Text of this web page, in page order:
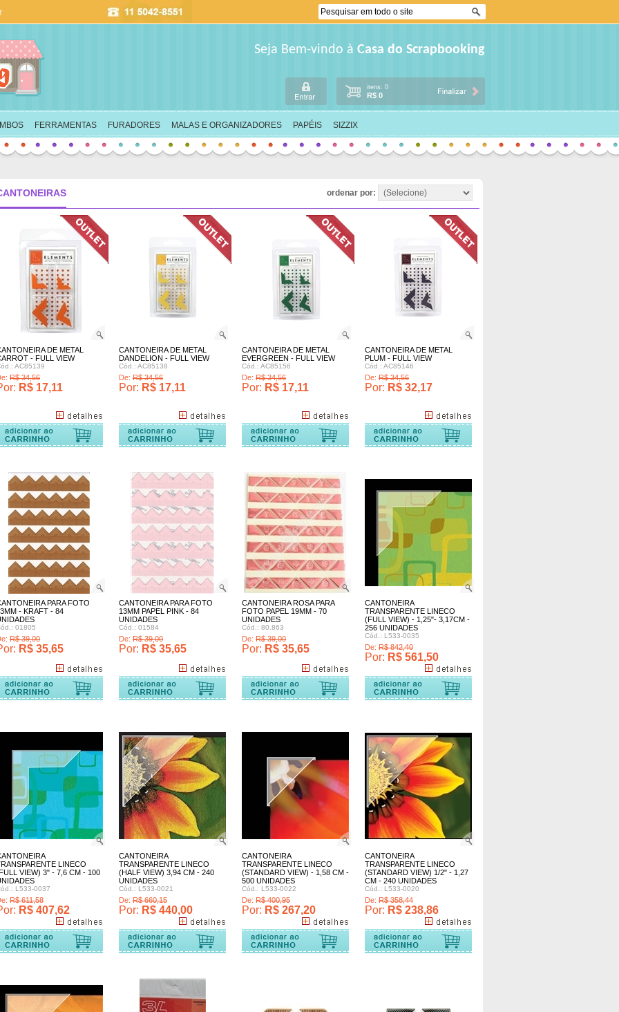
FERRAMENTAS FURADORES MALAS E ORGANIZADORES PAPÉIS SIZZIX
Seja Bem-vindo à Casa do Scrapbooking
itens: 0
R$ 0
ordenar por:
DE METAL
- FULL VIEW
AC85139
R$ 34,56
R$ 17,11
CANTONEIRA DE METAL
DANDELION - FULL VIEW
Cód.: AC85138
De: R$ 34,56
Por: R$ 17,11
CANTONEIRA DE METAL
EVERGREEN - FULL VIEW
Cód.: AC85156
De: R$ 34,56
Por: R$ 17,11
CANTONEIRA DE METAL
PLUM - FULL VIEW
Cód.: AC85146
De: R$ 34,56
Por: R$ 32,17
Comprar
PARA FOTO
- KRAFT - 84
01805
R$ 39,00
R$ 35,65
CANTONEIRA PARA FOTO
13MM PAPEL PINK - 84
UNIDADES
Cód.: 01584
De: R$ 39,00
Por: R$ 35,65
CANTONEIRA ROSA PARA
FOTO PAPEL 19MM - 70
UNIDADES
Cód.: 80.863
De: R$ 39,00
Por: R$ 35,65
CANTONEIRA
TRANSPARENTE LINECO
(FULL VIEW) - 1,25"- 3,17CM -
256 UNIDADES
Cód.: L533-0035
De: R$ 842,40
Por: R$ 561,50
Comprar
LINECO
VIEW) 3" - 7,6 CM - 100
L533-0037
R$ 611,58
R$ 407,62
CANTONEIRA
TRANSPARENTE LINECO
(HALF VIEW) 3,94 CM - 240
UNIDADES
Cód.: L533-0021
De: R$ 660,15
Por: R$ 440,00
CANTONEIRA
TRANSPARENTE LINECO
(STANDARD VIEW) - 1,58 CM -
500 UNIDADES
Cód.: L533-0022
De: R$ 400,95
Por: R$ 267,20
CANTONEIRA
TRANSPARENTE LINECO
(STANDARD VIEW) 1/2" - 1,27
CM - 240 UNIDADES
Cód.: L533-0020
De: R$ 358,44
Por: R$ 238,86
Comprar